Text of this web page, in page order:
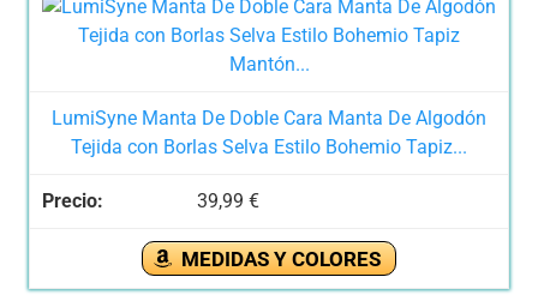
LumiSyne Manta De Doble Cara Manta De Algodón
Tejida con Borlas Selva Estilo Bohemio Tapiz...
39,99 €
MEDIDAS Y COLORES